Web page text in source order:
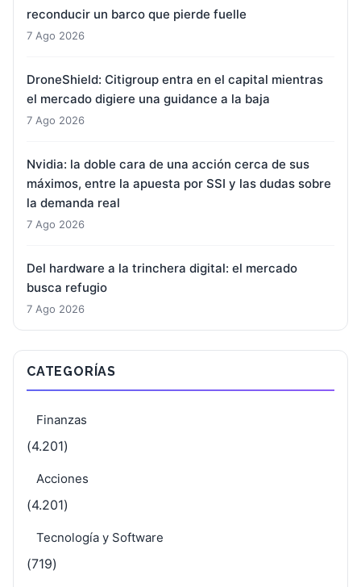
reconducir un barco que pierde fuelle
7 Ago 2026
DroneShield: Citigroup entra en el capital mientras
el mercado digiere una guidance a la baja
7 Ago 2026
Nvidia: la doble cara de una acción cerca de sus
máximos, entre la apuesta por SSI y las dudas sobre
la demanda real
7 Ago 2026
Del hardware a la trinchera digital: el mercado
busca refugio
7 Ago 2026
CATEGORÍAS
Finanzas
(4.201)
Acciones
(4.201)
Tecnología y Software
(719)